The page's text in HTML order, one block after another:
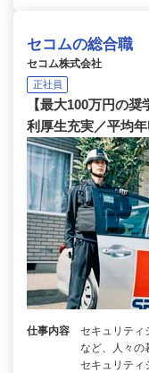
セコムの総合職
セコム株式会社
正社員
【最大100万円の
利厚生充実／平均
仕事内容
セキュリティ
など、人々の
セキュリティ